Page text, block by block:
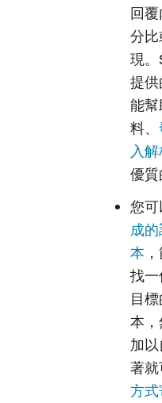
回
分比
現。
提供
能
料、
入
優質
您可
成
本
找
目
本
加
著就
方